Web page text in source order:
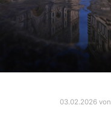
03.02.2026 von